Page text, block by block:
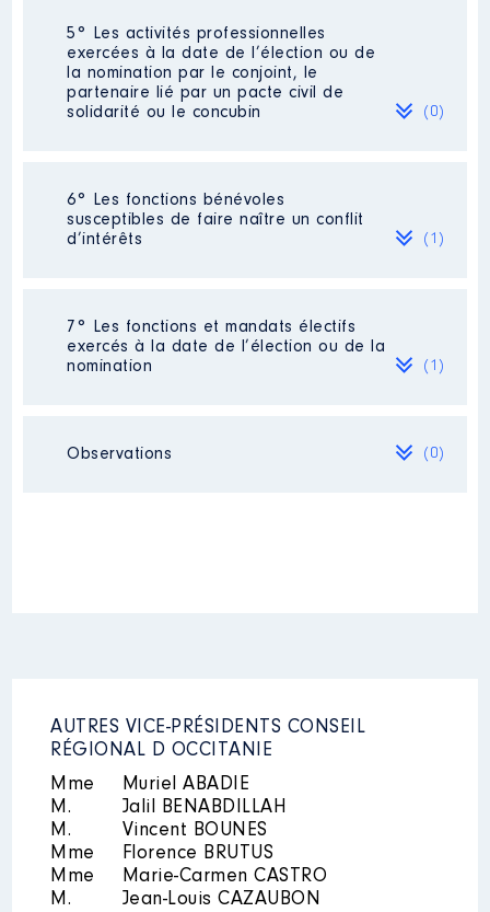
Néant
5° Les activités professionnelles
exercées à la date de l’élection ou de
la nomination par le conjoint, le
partenaire lié par un pacte civil de
solidarité ou le concubin
(0)
Néant
6° Les fonctions bénévoles
susceptibles de faire naître un conflit
d’intérêts
(1)
Description : simple adhérent
Organisme: FCPEFédération de
parents d'élèves
7° Les fonctions et mandats électifs
exercés à la date de l’élection ou de la
nomination
(1)
2021
2 172 € Net
Observations (0)
AUTRES VICE-PRÉSIDENTS CONSEIL
RÉGIONAL D OCCITANIE
Mme
Muriel ABADIE
M.
Jalil BENABDILLAH
M.
Vincent BOUNES
Mme
Florence BRUTUS
Mme
Marie-Carmen CASTRO
M.
Jean-Louis CAZAUBON